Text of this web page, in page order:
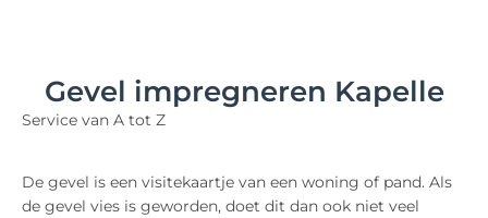
Gevel impregneren Kapelle
Service van A tot Z
De gevel is een visitekaartje van een woning of pand. Als
de gevel vies is geworden, doet dit dan ook niet veel